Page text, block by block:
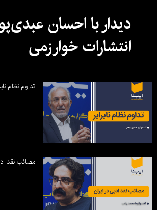
دیدار با احسان
انتشارات خوارزمی
تداوم نظام
مصائب نقد